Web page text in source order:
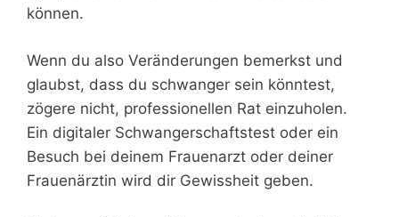
können.
Wenn du also Veränderungen bemerkst und
glaubst, dass du schwanger sein könntest,
zögere nicht, professionellen Rat einzuholen.
Ein digitaler Schwangerschaftstest oder ein
Besuch bei deinem Frauenarzt oder deiner
Frauenärztin wird dir Gewissheit geben.